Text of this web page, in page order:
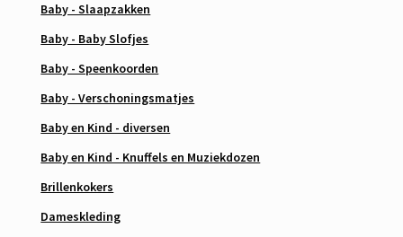
Baby - Slaapzakken
Baby - Baby Slofjes
Baby - Speenkoorden
Baby - Verschoningsmatjes
Baby en Kind - diversen
Baby en Kind - Knuffels en Muziekdozen
Brillenkokers
Dameskleding